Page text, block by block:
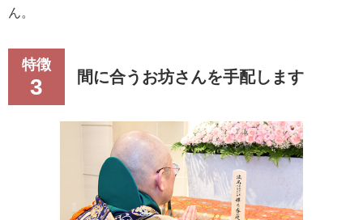
ん。
特徴
3 間に合うお坊さんを手配します